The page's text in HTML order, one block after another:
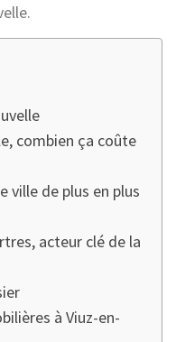
combien ça coûte
ville de plus en plus
acteur clé de la
à Viuz-en-